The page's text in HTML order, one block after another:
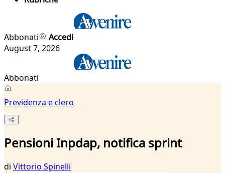
Abbonati
Accedi
August 7, 2026
Abbonati
Previdenza e clero
Pensioni Inpdap, notifica sprint
di Vittorio Spinelli